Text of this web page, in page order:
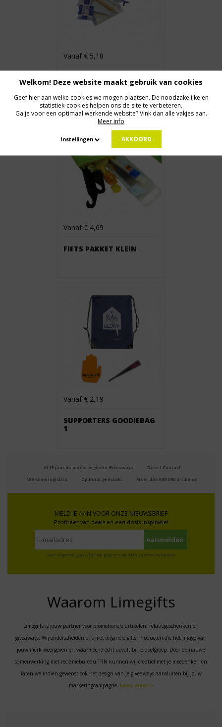
Vanaf € 5,18
GOLF PAKKET KLEIN
Vanaf € 4,69
FIETS PAKKET KLEIN
Vanaf € 2,19
SUPPORTERS GOODIEBAG
1
Al 15 jaar de meest orginele Giveaways Direct Contact
We know logistics Op maat gemaakt Meer dan 500.000 artikelen
MELD JE AAN VOOR ONZE NIEUWSBRIEF
Profiteer van deals en een dosis inspiratie!
Geen zorgen: we gaan veilig met je gegevens om. Dat lees je in ons Privacybeleid.
Waarom Limegifts
Limegifts is jouw partner voor promotionele artikelen, relatiegeschenken en
giveaways. Wij onderscheiden ons met originele gifts. Producten die het imago van
jouw merk weergeven en waarmee je écht opvalt bij je doelgroep. Door de nauwe
samenwerking met reclamebureau TRN kunnen wij creatief met je meedenken en
laten we indien gewenst ook het design van je giveaways aansluiten bij jouw
marketingcampagne. Lees meer >
Welkom! Deze website maakt gebruik van cookies
Geef hier aan welke cookies we mogen plaatsen. De noodzakelijke en
statistiek-cookies helpen ons de site te verbeteren.
Ga je voor een optimaal werkende website? Vink dan alle vakjes aan.
Meer info
Instellingen AKKOORD